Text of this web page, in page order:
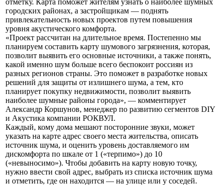
отметку. Карта поможет жителям узнать о наиболее шумных
городских районах, а застройщикам — поднять
привлекательность новых проектов путем повышения
уровня акустического комфорта.
«Проект рассчитан на длительное время. Постепенно мы
планируем составить карту шумового загрязнения, которая,
позволит выявить его основные источники, а также понять,
какой именно шум больше всего беспокоит россиян из
разных регионов страны. Это поможет в разработке новых
решений для защиты от излишнего шума, а тем, кто
планирует покупку недвижимости, позволит выявить
наиболее шумные районы города», — комментирует
Александр Коршунов, менеджер по развитию сегментов DIY
и Акустика компании РОКВУЛ.
Каждый, кому дома мешают посторонние звуки, может
указать на карте адрес своего места жительства, описать
источник шума, и оценить уровень доставляемого им
дискомфорта по шкале от 1 («терпимо») до 10
(«невыносимо»). Чтобы добавить на карту новую точку,
нужно ввести свой адрес, выбрать из списка источник шума
и отметить, где он находится — на улице или у соседей.